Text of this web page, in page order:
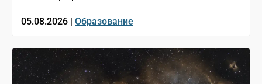
05.08.2026 | Образование